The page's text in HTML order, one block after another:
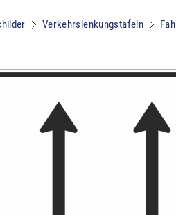
Verkehrslenkungstafeln